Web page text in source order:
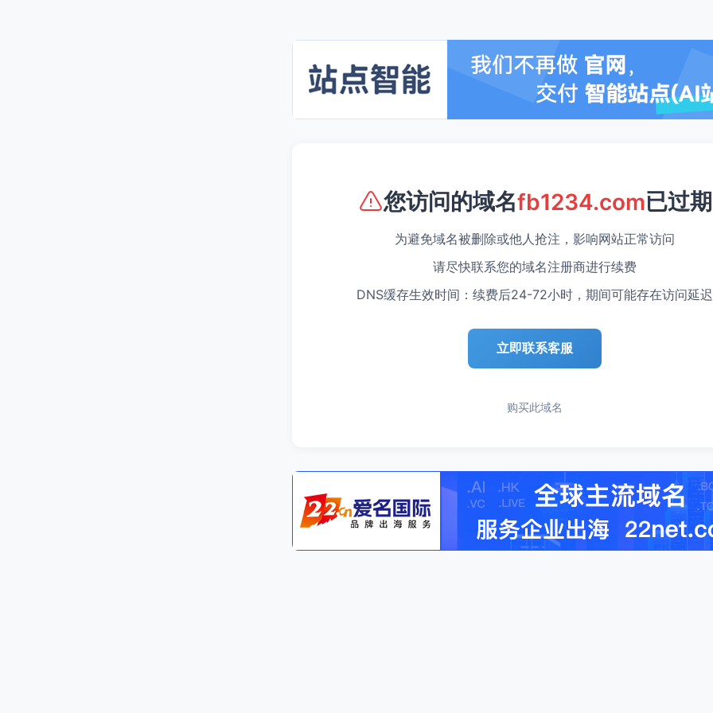
您访问的域名fb1234.com已过期
为避免域名被删除或他人抢注，影响网站正常访问
请尽快联系您的域名注册商进行续费
DNS缓存生效时间：续费后24-72小时，期间可能存在访问延迟
立即联系客服
购买此域名